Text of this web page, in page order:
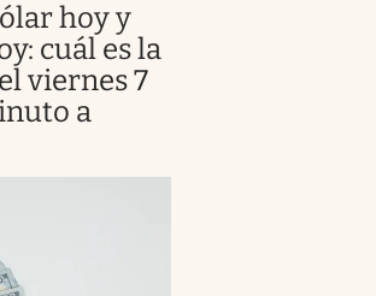
hoy y
cuál es la
viernes 7
a